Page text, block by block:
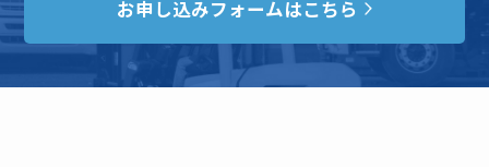
お申し込みフォームはこちら